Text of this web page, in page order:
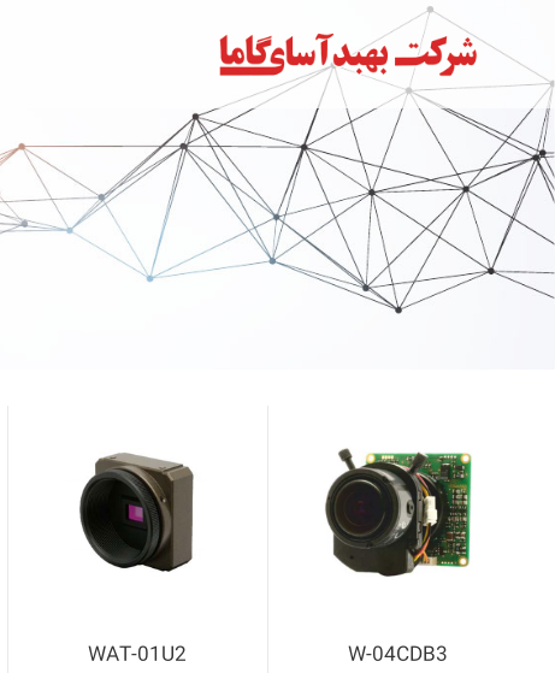
W-04CDB3
WAT-01U2